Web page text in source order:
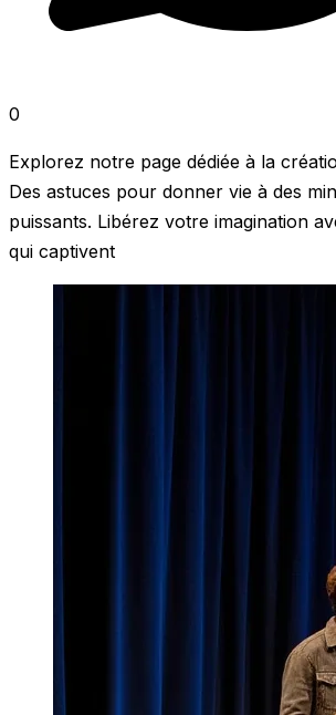
0
Explorez notre page dédiée à la
Des astuces pour donner vie à des
puissants. Libérez votre imagination
qui captivent